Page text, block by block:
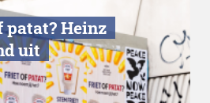
Heinz
uit